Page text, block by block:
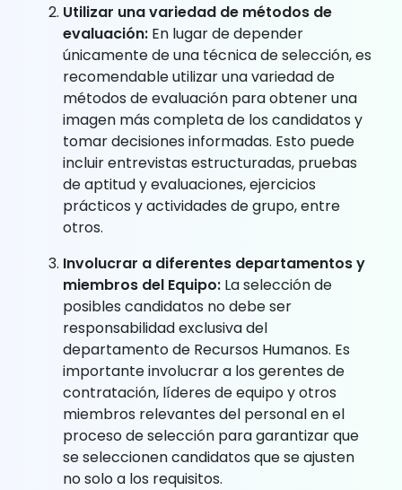
Utilizar una variedad de métodos de
evaluación: En lugar de depender
únicamente de una técnica de selección, es
recomendable utilizar una variedad de
métodos de evaluación para obtener una
imagen más completa de los candidatos y
tomar decisiones informadas. Esto puede
incluir entrevistas estructuradas, pruebas
de aptitud y evaluaciones, ejercicios
prácticos y actividades de grupo, entre
otros.
Involucrar a diferentes departamentos y
miembros del Equipo: La selección de
posibles candidatos no debe ser
responsabilidad exclusiva del
departamento de Recursos Humanos. Es
importante involucrar a los gerentes de
contratación, líderes de equipo y otros
miembros relevantes del personal en el
proceso de selección para garantizar que
se seleccionen candidatos que se ajusten
no solo a los requisitos.